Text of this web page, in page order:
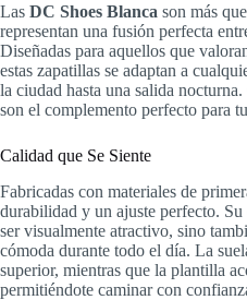
Las DC Shoes Blanca son más
representan una fusión perfecta
Diseñadas para aquellos que
estas zapatillas se adaptan a
la ciudad hasta una salida
son el complemento perfecto para
Calidad que Se Siente
Fabricadas con materiales de
durabilidad y un ajuste perfecto. Su
ser visualmente atractivo, sino
cómoda durante todo el día. La
superior, mientras que la plantilla
permitiéndote caminar con